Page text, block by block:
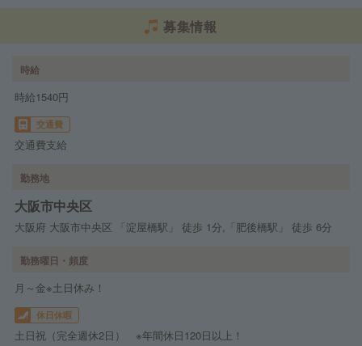
募集情報
時給
時給1540円
交通費
交通費支給
勤務地
大阪市中央区
大阪府 大阪市中央区 「淀屋橋駅」 徒歩 1分,「肥後橋駅」 徒歩 6分
勤務曜日・頻度
月～金※土日休み！
休日休暇
土日祝（完全週休2日） ※年間休日120日以上！